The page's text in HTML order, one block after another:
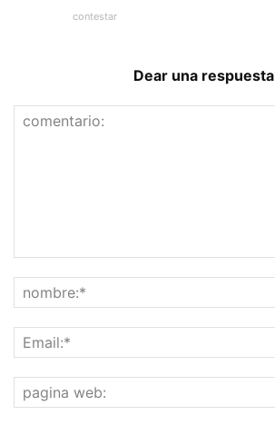
contestar
Dear una respuesta